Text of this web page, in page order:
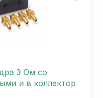
3 Ом со
и в коллектор